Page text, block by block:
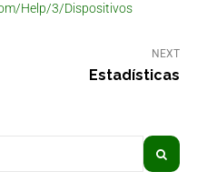
Help/3/Dispositivos
NEXT
Estadísticas